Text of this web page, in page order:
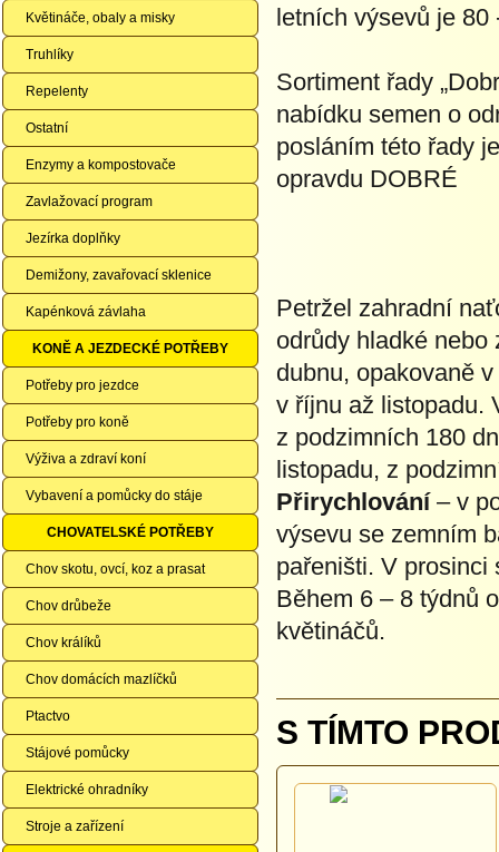
Květináče, obaly a misky
Truhlíky
Repelenty
Ostatní
Enzymy a kompostovače
Zavlažovací program
Jezírka doplňky
Demižony, zavařovací sklenice
Kapénková závlaha
KONĚ A JEZDECKÉ POTŘEBY
Potřeby pro jezdce
Potřeby pro koně
Výživa a zdraví koní
Vybavení a pomůcky do stáje
CHOVATELSKÉ POTŘEBY
Chov skotu, ovcí, koz a prasat
Chov drůbeže
Chov králíků
Chov domácích mazlíčků
Ptactvo
Stájové pomůcky
Elektrické ohradníky
Stroje a zařízení
letních výsevů je
Sortiment řady
nabídku semen o
posláním této řady
opravdu DOBRÉ
Petržel zahradní
odrůdy hladké
dubnu, opakovaně
v říjnu až listopadu.
z podzimních 180
listopadu, z
Přirychlování– v
výsevu se zemním
pařeništi. V prosinci
Během 6 – 8 týdnů
květináčů.
S TÍMTO